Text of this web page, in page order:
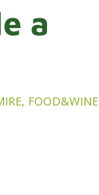
a
, FOOD&WINE